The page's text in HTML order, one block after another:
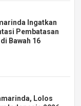
Ingatkan
Pembatasan
Bawah 16
Lolos